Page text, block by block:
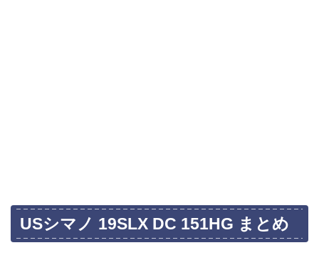
USシマノ 19SLX DC 151HG まとめ